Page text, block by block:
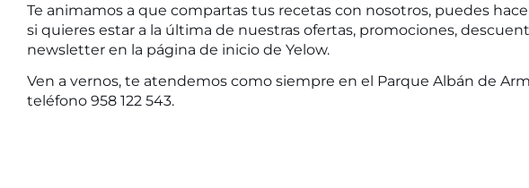
Te animamos a que compartas tus recetas con nosotros, puedes
si quieres estar a la última de nuestras ofertas, promociones,
newsletter en la página de inicio de Yelow.
Ven a vernos, te atendemos como siempre en el Parque Albán de
teléfono 958 122 543.